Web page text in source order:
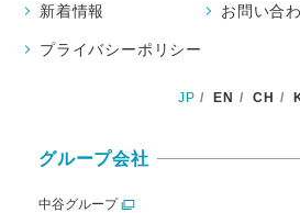
新着情報 お問い合
プライバシーポリシー
JP EN CH
グループ会社
中谷グループ